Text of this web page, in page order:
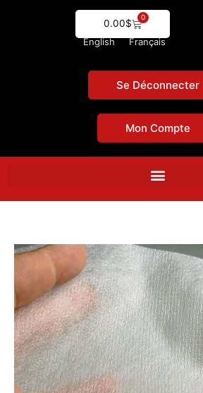
0.00$
0
Cart
English Français
Se Déconnecter
Mon Compte